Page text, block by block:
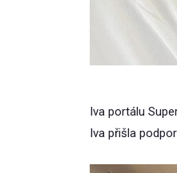
Iva portálu
Iva přišla